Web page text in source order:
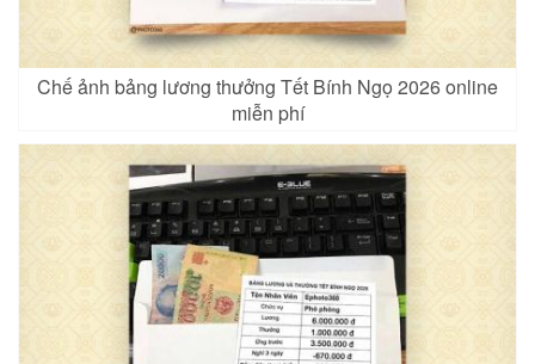
Chế ảnh bảng lương thưởng Tết Bính Ngọ 2026 online
miễn phí